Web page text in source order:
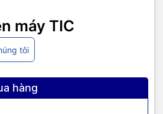
máy TIC
tôi
hàng
5 GHz and 20 MHz with 2.4 GHz)
công nghệ Radio:
802.11n
ac
ax